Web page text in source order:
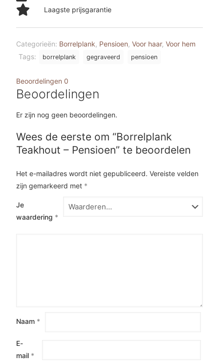
Laagste prijsgarantie
Categorieën: Borrelplank, Pensioen, Voor haar, Voor hem
Tags:
borrelplank gegraveerd pensioen
Beoordelingen 0
Beoordelingen
Er zijn nog geen beoordelingen.
Wees de eerste om “Borrelplank
Teakhout – Pensioen” te beoordelen
Het e-mailadres wordt niet gepubliceerd. Vereiste velden
zijn gemarkeerd met *
Je
waardering *
Naam *
E-
mail *